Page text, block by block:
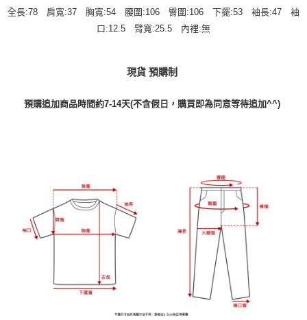
全長:78 肩寬:37 胸寬:54 腰圍:106 臀圍:106 下擺:53 袖長:47 袖
口:12.5 臂寬:25.5 內裡:無
現貨 預購制
預購追加商品時間約7-14天(不含假日，購買即為同意等待追加^^)